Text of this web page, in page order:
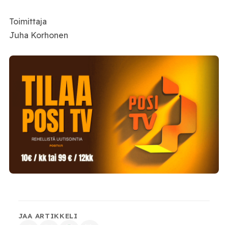
Toimittaja
Juha Korhonen
JAA ARTIKKELI